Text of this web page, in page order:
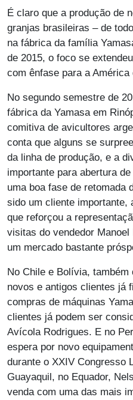
É claro que a produção de
granjas brasileiras – de
na fábrica da família
de 2015, o foco se
com ênfase para a América
No segundo semestre de
fábrica da Yamasa em
comitiva de avicultores
conta que alguns se
da linha de produção, e a
importante para abertura
uma boa fase de retomada
sido um cliente importante,
que reforçou a
visitas do vendedor Manoel
um mercado bastante
No Chile e Bolívia,
novos e antigos clientes já
compras de máquinas
clientes já podem ser
Avícola Rodrigues. E no
espera por novo
durante o XXIV Congresso
Guayaquil, no Equador,
venda com uma das mais